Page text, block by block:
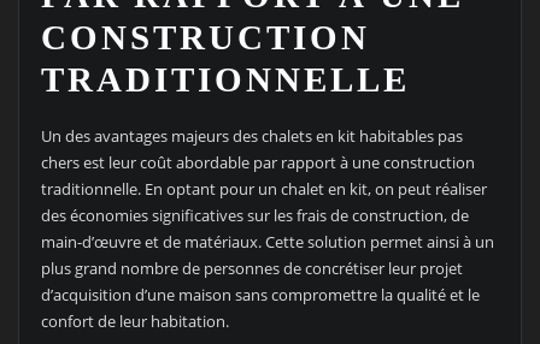
CONSTRUCTION
TRADITIONNELLE
Un des avantages majeurs des chalets en kit habitables pas
chers est leur coût abordable par rapport à une construction
traditionnelle. En optant pour un chalet en kit, on peut réaliser
des économies significatives sur les frais de construction, de
main-d’œuvre et de matériaux. Cette solution permet ainsi à un
plus grand nombre de personnes de concrétiser leur projet
d’acquisition d’une maison sans compromettre la qualité et le
confort de leur habitation.